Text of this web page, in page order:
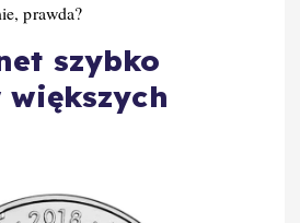
prawda?
szybko